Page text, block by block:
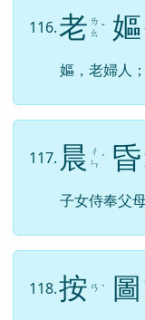
116.老 ㄌ
ㄠ ˇ 嫗
嫗，老婦人
117. 晨
ㄔ
ㄣ ˊ 昏
子女侍奉父
118.按 ㄢ ˋ 圖